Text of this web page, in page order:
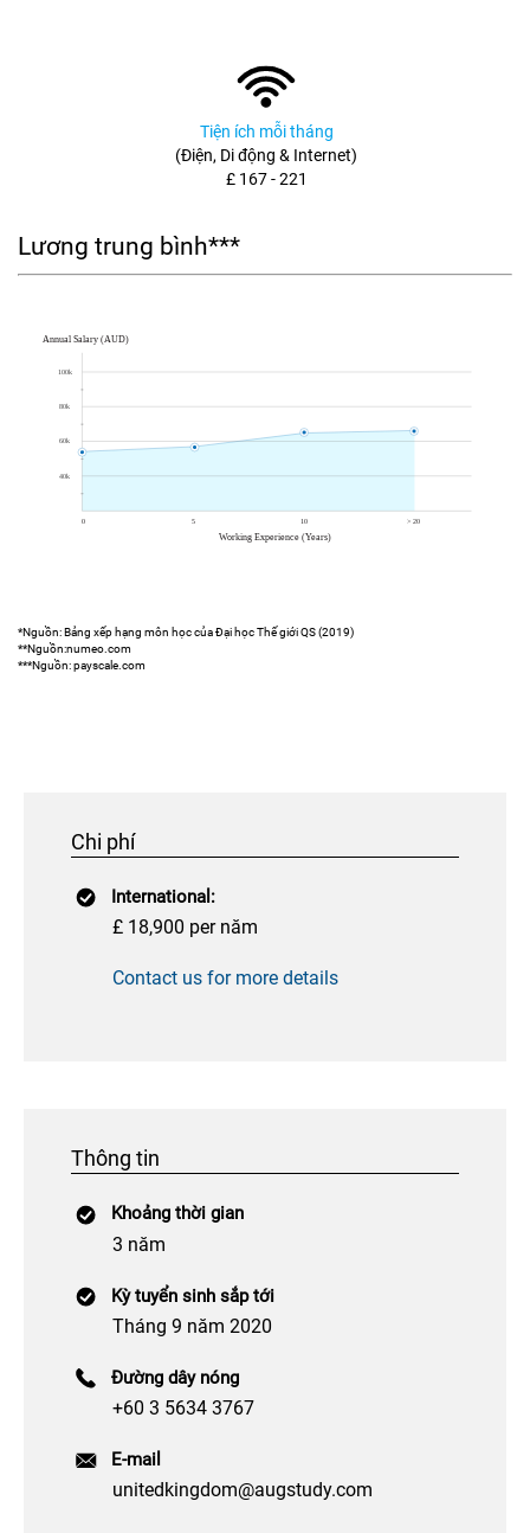
Tiện ích mỗi tháng
(Điện, Di động & Internet)
£ 167 - 221
Lương trung bình***
*Nguồn: Bảng xếp hạng môn học của Đại học Thế giới QS (2019)
**Nguồn:numeo.com
***Nguồn: payscale.com
Chi phí
International:
£ 18,900 per năm
Contact us for more details
Thông tin
Khoảng thời gian
3 năm
Kỳ tuyển sinh sắp tới
Tháng 9 năm 2020
Đường dây nóng
+60 3 5634 3767
E-mail
unitedkingdom@augstudy.com